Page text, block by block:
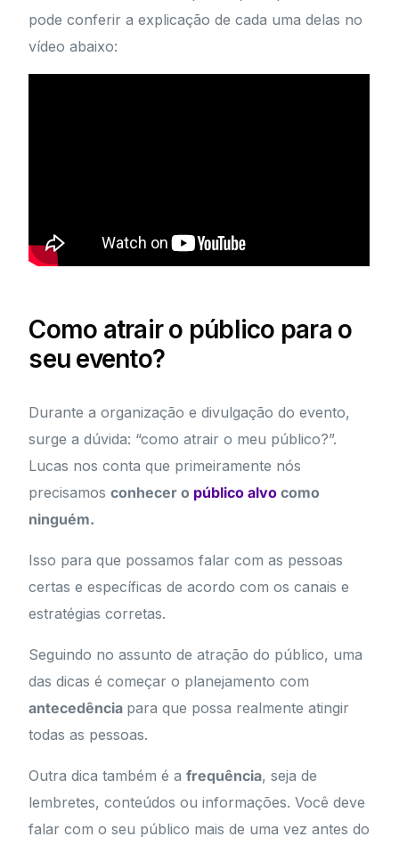
pode conferir a explicação de cada uma delas no
vídeo abaixo:
Como atrair o público para o
seu evento?
Durante a organização e divulgação do evento,
surge a dúvida: “como atrair o meu público?”.
Lucas nos conta que primeiramente nós
precisamosconhecer o público alvo como
ninguém.
Isso para que possamos falar com as pessoas
certas e específicas de acordo com os canais e
estratégias corretas.
Seguindo no assunto de atração do público, uma
das dicas é começar o planejamento com
antecedência para que possa realmente atingir
todas as pessoas.
Outra dica também é afrequência, seja de
lembretes, conteúdos ou informações. Você deve
falar com o seu público mais de uma vez antes do